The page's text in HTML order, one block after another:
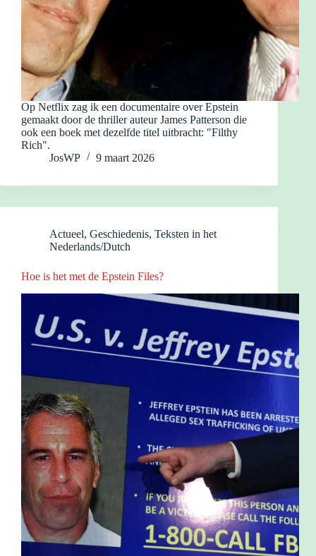
Op Netflix zag ik een documentaire over Epstein
gemaakt door de thriller auteur James Patterson die
ook een boek met dezelfde titel uitbracht: "Filthy
Rich".
JosWP
9 maart 2026
Actueel, Geschiedenis, Teksten in het
Nederlands/Dutch
Hoe is het met de Epstein Files?